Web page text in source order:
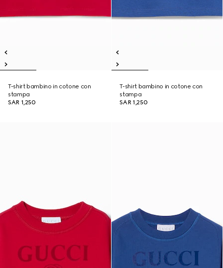
T-shirt bambino in cotone con
stampa
SAR 1,250
T-shirt bambino in cotone con
stampa
SAR 1,250